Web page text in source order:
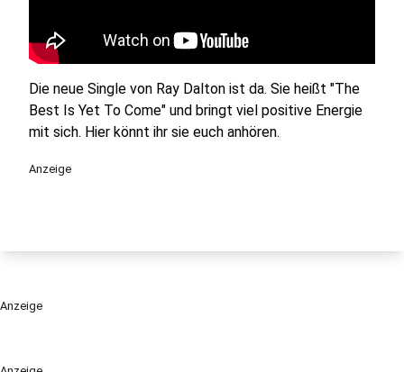
Die neue Single von Ray Dalton ist da. Sie heißt "The
Best Is Yet To Come" und bringt viel positive Energie
mit sich. Hier könnt ihr sie euch anhören.
Anzeige
Anzeige